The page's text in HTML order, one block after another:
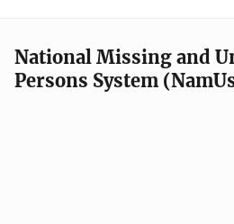
National Missing and
Persons System